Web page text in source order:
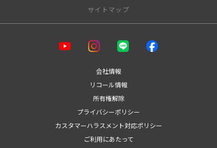
サイトマップ
会社情報
リコール情報
所有権解除
プライバシーポリシー
カスタマーハラスメント対応ポリシー
ご利用にあたって